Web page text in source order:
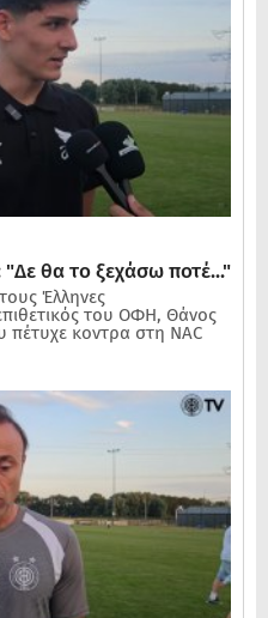
"Δε θα το ξεχάσω ποτέ..."
Έλληνες
του ΟΦΗ, Θάνος
πέτυχε κοντρα στη NAC